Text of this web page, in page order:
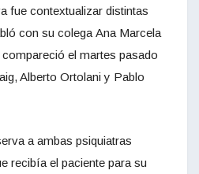
fue contextualizar distintas
con su colega Ana Marcela
el martes pasado
Alberto Ortolani y Pablo
a ambas psiquiatras
recibía el paciente para su